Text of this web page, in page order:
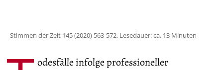
Stimmen der Zeit 145 (2020) 563-572, Lesedauer: ca. 13 Minuten
odesfälle infolge professioneller